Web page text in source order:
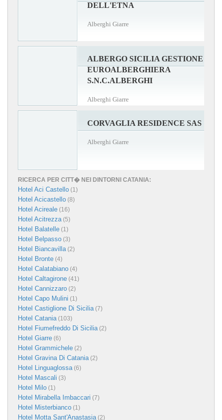
DELL'ETNA
Alberghi Giarre
ALBERGO SICILIA GESTIONE
EUROALBERGHIERA
S.N.C.ALBERGHI
Alberghi Giarre
CORVAGLIA RESIDENCE SAS
Alberghi Giarre
RICERCA PER CITT� NEI DINTORNI CATANIA:
Hotel Aci Castello (1)
Hotel Acicastello (8)
Hotel Acireale (16)
Hotel Acitrezza(5)
Hotel Balatelle (1)
Hotel Belpasso (3)
Hotel Biancavilla(2)
Hotel Bronte (4)
Hotel Calatabiano (4)
Hotel Caltagirone (41)
Hotel Cannizzaro (2)
Hotel Capo Mulini (1)
Hotel Castiglione Di Sicilia(7)
Hotel Catania(103)
Hotel Fiumefreddo Di Sicilia(2)
Hotel Giarre (6)
Hotel Grammichele (2)
Hotel Gravina Di Catania(2)
Hotel Linguaglossa(6)
Hotel Mascali (3)
Hotel Milo (1)
Hotel Mirabella Imbaccari (7)
Hotel Misterbianco (1)
Hotel Motta Sant'Anastasia(2)